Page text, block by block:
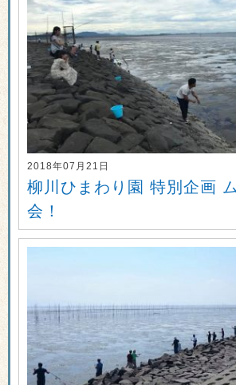
2018年07月21日
柳川ひまわり園 特別企画
会！